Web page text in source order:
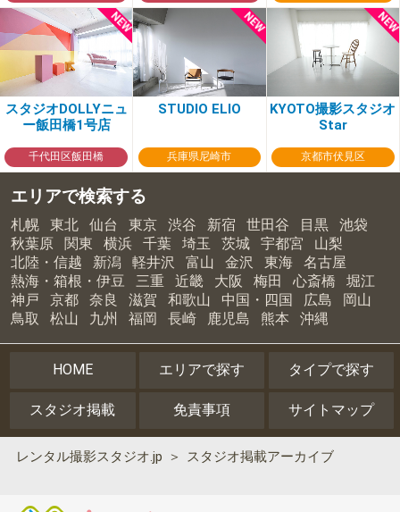
スタジオDOLLYニュ
ー飯田橋1号店
千代田区飯田橋
STUDIO ELIO
兵庫県尼崎市
KYOTO撮影スタジオ
Star
京都市伏見区
エリアで検索する
札幌 東北 仙台 東京 渋谷 新宿 世田谷 目黒
池袋
秋葉原
関東 横浜 千葉 埼玉 茨城 宇都宮
山梨
北陸・信越
新潟 軽井沢 富山 金沢 東海
名古屋
熱海・箱根・伊豆
三重 近畿 大阪 梅田 心斎橋
堀江
神戸
京都 奈良 滋賀 和歌山 中国・四国 広島
岡山
鳥取
松山 九州 福岡 長崎 鹿児島 熊本 沖縄
HOME エリアで探す タイプで探す
スタジオ掲載 免責事項 サイトマップ
レンタル撮影スタジオ.jp スタジオ掲載アーカイブ